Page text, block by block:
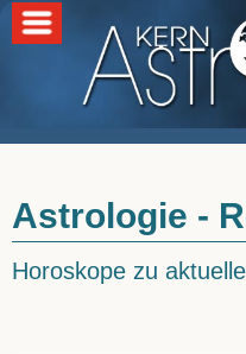
Astrologie -
Horoskope zu